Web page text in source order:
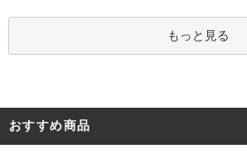
もっと見る
おすすめ商品